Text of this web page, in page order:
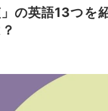
の英語13つを